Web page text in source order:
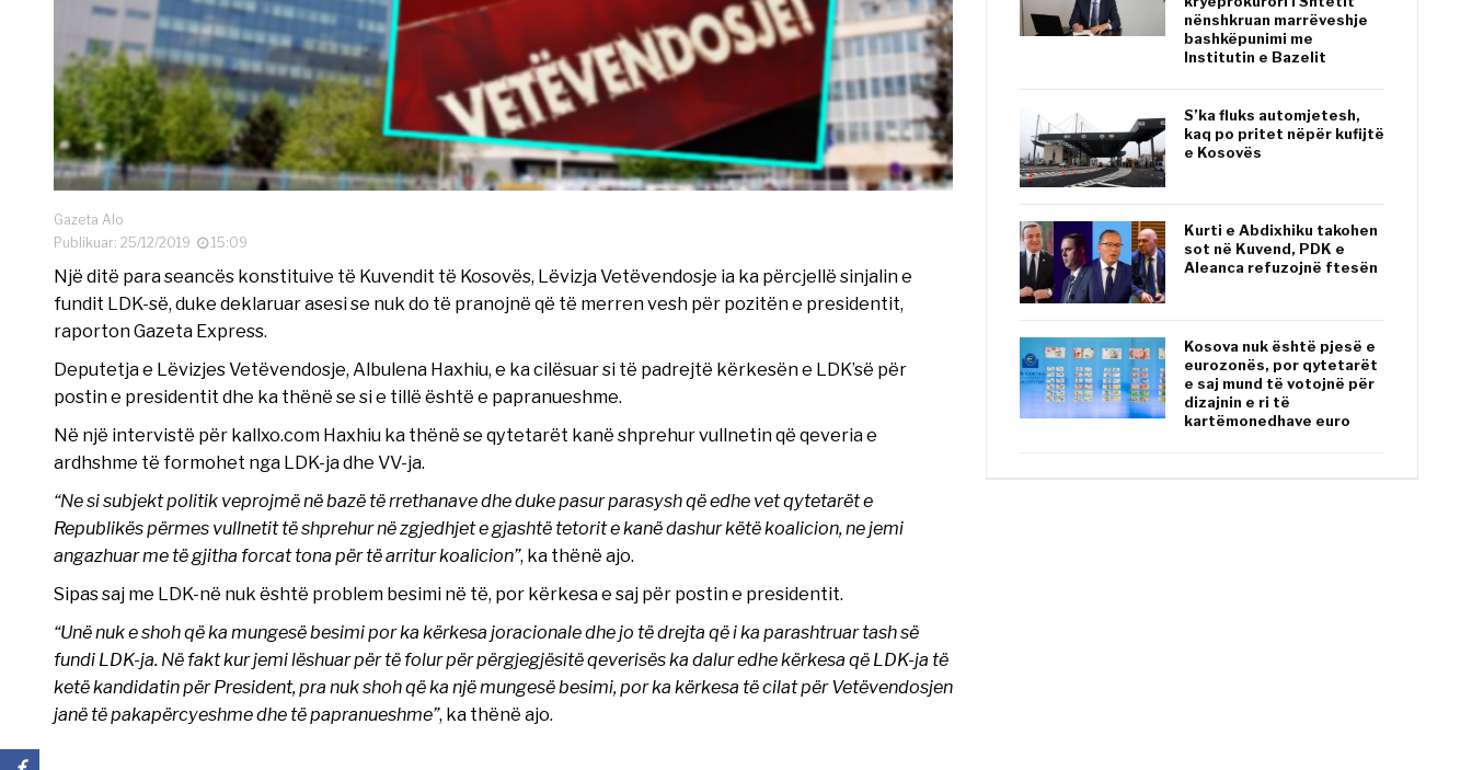
Gazeta Alo
Publikuar: 25/12/2019
15:09
Një ditë para seancës konstituive të Kuvendit të Kosovës, Lëvizja Vetëvendosje ia ka përcjellë sinjalin e
fundit LDK-së, duke deklaruar asesi se nuk do të pranojnë që të merren vesh për pozitën e presidentit,
raporton Gazeta Express.
Deputetja e Lëvizjes Vetëvendosje, Albulena Haxhiu, e ka cilësuar si të padrejtë kërkesën e LDK’së për
postin e presidentit dhe ka thënë se si e tillë është e papranueshme.
Në një intervistë për kallxo.com Haxhiu ka thënë se qytetarët kanë shprehur vullnetin që qeveria e
ardhshme të formohet nga LDK-ja dhe VV-ja.
“Ne si subjekt politik veprojmë në bazë të rrethanave dhe duke pasur parasysh që edhe vet qytetarët e
Republikës përmes vullnetit të shprehur në zgjedhjet e gjashtë tetorit e kanë dashur këtë koalicion, ne jemi
angazhuar me të gjitha forcat tona për të arritur koalicion”, ka thënë ajo.
Sipas saj me LDK-në nuk është problem besimi në të, por kërkesa e saj për postin e presidentit.
“Unë nuk e shoh që ka mungesë besimi por ka kërkesa joracionale dhe jo të drejta që i ka parashtruar tash së
fundi LDK-ja. Në fakt kur jemi lëshuar për të folur për përgjegjësitë qeverisës ka dalur edhe kërkesa që LDK-ja të
ketë kandidatin për President, pra nuk shoh që ka një mungesë besimi, por ka kërkesa të cilat për Vetëvendosjen
janë të pakapërcyeshme dhe të papranueshme”, ka thënë ajo.
nënshkruan marrëveshje
bashkëpunimi me
Institutin e Bazelit
S’ka fluks automjetesh,
kaq po pritet nëpër kufijtë
e Kosovës
Kurti e Abdixhiku takohen
sot në Kuvend, PDK e
Aleanca refuzojnë ftesën
Kosova nuk është pjesë e
eurozonës, por qytetarët
e saj mund të votojnë për
dizajnin e ri të
kartëmonedhave euro